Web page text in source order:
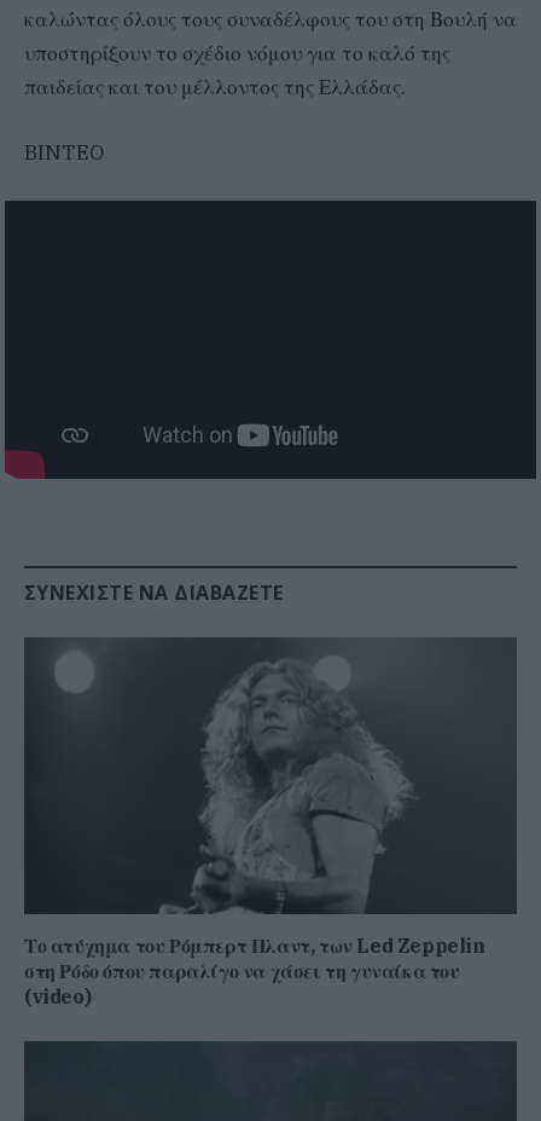
καλώντας όλους τους συναδέλφους του στη Βουλή να
υποστηρίξουν το σχέδιο νόμου για το καλό της
παιδείας και του μέλλοντος της Ελλάδας.
BINTEO
ΣΥΝΕΧΊΣΤΕ ΝΑ ΔΙΑΒΆΖΕΤΕ
Το ατύχημα του Ρόμπερτ Πλαντ, των Led Zeppelin
στη Ρόδο όπου παραλίγο να χάσει τη γυναίκα του
(video)